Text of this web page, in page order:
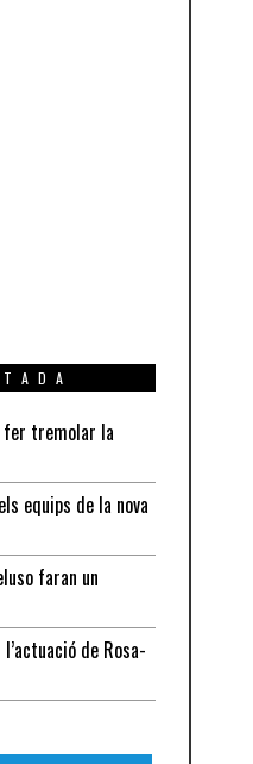
fer tremolar la
equips de la nova
faran un
de Rosa-